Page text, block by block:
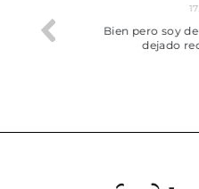
trobat
Bien pero soy de
dejado